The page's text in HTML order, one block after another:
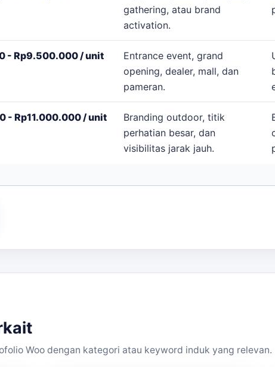
gathering, atau brand
activation.
- Rp9.500.000 / unit
Entrance event, grand
opening, dealer, mall, dan
pameran.
- Rp11.000.000 / unit
Branding outdoor, titik
perhatian besar, dan
visibilitas jarak jauh.
Woo dengan kategori atau keyword induk yang relevan.